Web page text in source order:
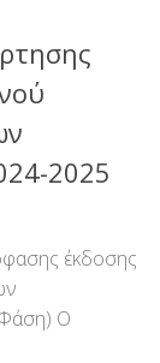
2025
έκδοσης
Ο